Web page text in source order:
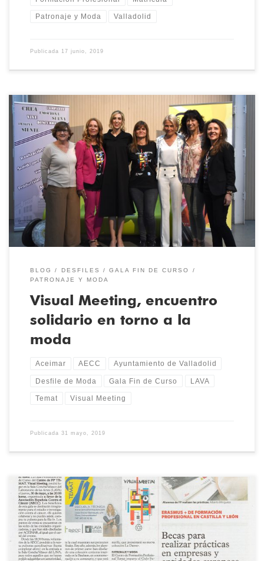
Patronaje y Moda Valladolid
Publicada 17 junio, 2019
El jueves 30 de mayo el Centro de FP Temat celebró su Gala
Promoción de Fin de Curso a favor de la Asociación Española
Contra el Cáncer Desﬁlaron voluntarias y socias de la AECC,
además de modelos profesionales que participaron de manera
altruista en esta gala solidaria, que tuvo lugar […]
BLOG DESFILES
GALA FIN DE CURSO
PATRONAJE Y MODA
Visual Meeting, encuentro
solidario en torno a la
moda
Aceimar AECC Ayuntamiento de Valladolid
Desfile de Moda Gala Fin de Curso LAVA
Temat Visual Meeting
Publicada 31 mayo, 2019
Visual Meeting en El Norte de Castilla Artículo en el suplemento
especial sobre formación del 26 de mayo de 2019, anunciando la
Gala de Promoción de Fin de Curso del Centro de FP TEMAT, Visual